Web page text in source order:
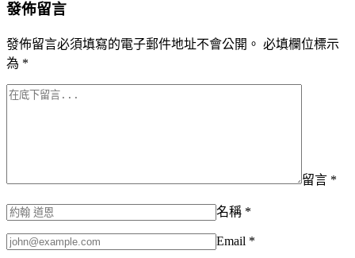
發佈留言
發佈留言必須填寫的電子郵件地址不會公開。 必填欄位標示
為 *
留言 *
名稱 *
Email *